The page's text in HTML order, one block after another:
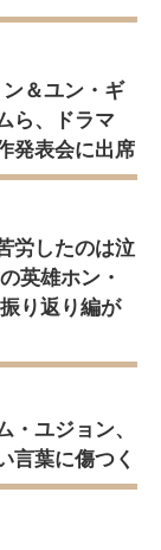
ン＆ユン・ギ
ら、ドラマ
発表会に出席
労したのは泣
英雄ホン・
り返り編が
・ユジョン、
言葉に傷つく